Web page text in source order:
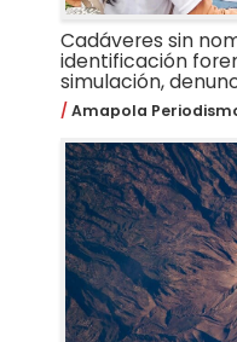
Cadáveres sin
identificación
simulación,
Amapola